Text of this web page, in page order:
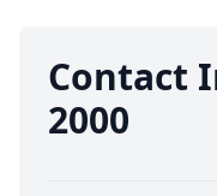
Contact
2000